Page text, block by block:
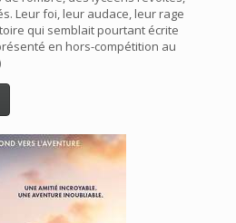
Leur foi, leur audace, leur rage
qui semblait pourtant écrite
en hors-compétition au